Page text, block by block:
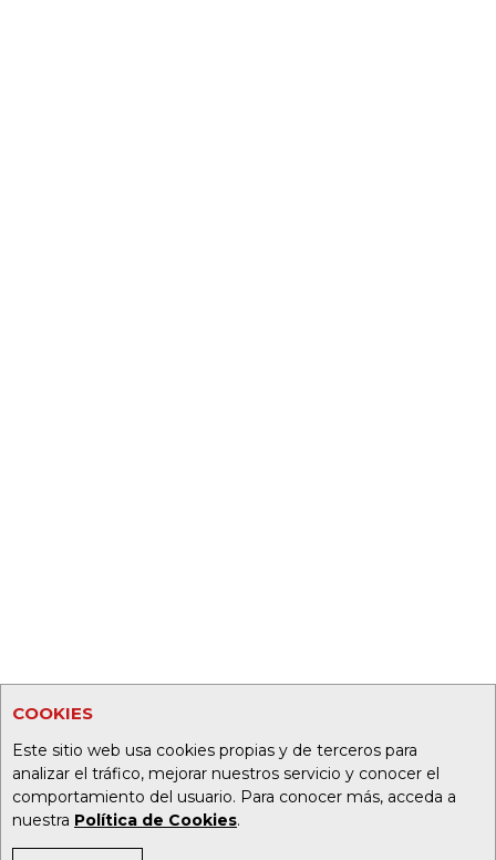
COOKIES
Este sitio web usa cookies propias y de terceros para
analizar el tráfico, mejorar nuestros servicio y conocer el
comportamiento del usuario. Para conocer más, acceda a
nuestra Política de Cookies.